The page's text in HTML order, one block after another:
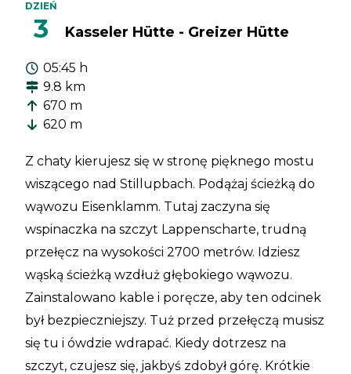
DZIEŃ
3 Kasseler Hütte - Greizer Hütte
05:45 h
9.8 km
670 m
620 m
Z chaty kierujesz się w stronę pięknego mostu
wiszącego nad Stillupbach. Podążaj ścieżką do
wąwozu Eisenklamm. Tutaj zaczyna się
wspinaczka na szczyt Lappenscharte, trudną
przełęcz na wysokości 2700 metrów. Idziesz
wąską ścieżką wzdłuż głębokiego wąwozu.
Zainstalowano kable i poręcze, aby ten odcinek
był bezpieczniejszy. Tuż przed przełęczą musisz
się tu i ówdzie wdrapać. Kiedy dotrzesz na
szczyt, czujesz się, jakbyś zdobył górę. Krótkie